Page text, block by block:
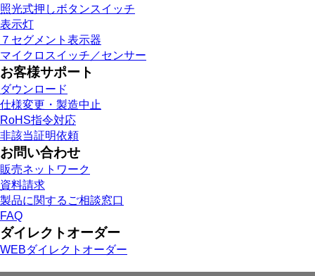
照光式押しボタンスイッチ
表示灯
７セグメント表示器
マイクロスイッチ／センサー
お客様サポート
ダウンロード
仕様変更・製造中止
RoHS指令対応
非該当証明依頼
お問い合わせ
販売ネットワーク
資料請求
製品に関するご相談窓口
FAQ
ダイレクトオーダー
WEBダイレクトオーダー